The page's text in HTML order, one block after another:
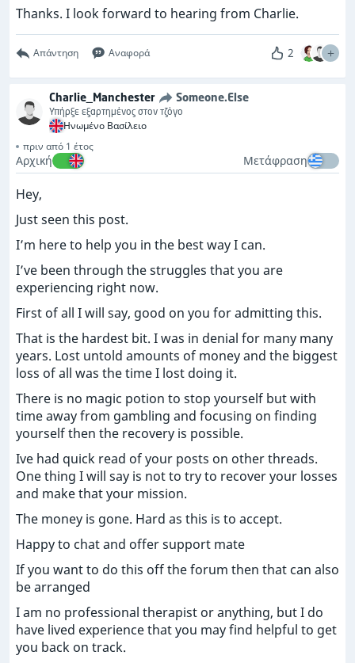
Thanks. I look forward to hearing from Charlie.
Απάντηση Αναφορά 2
Charlie_Manchester Someone.Else
Υπήρξε εξαρτημένος στον τζόγο
Ηνωμένο Βασίλειο
πριν από 1 έτος
Αρχική Μετάφραση
Hey,
Just seen this post.
I’m here to help you in the best way I can.
I’ve been through the struggles that you are
experiencing right now.
First of all I will say, good on you for admitting this.
That is the hardest bit. I was in denial for many many
years. Lost untold amounts of money and the biggest
loss of all was the time I lost doing it.
There is no magic potion to stop yourself but with
time away from gambling and focusing on finding
yourself then the recovery is possible.
Ive had quick read of your posts on other threads.
One thing I will say is not to try to recover your losses
and make that your mission.
The money is gone. Hard as this is to accept.
Happy to chat and offer support mate
If you want to do this off the forum then that can also
be arranged
I am no professional therapist or anything, but I do
have lived experience that you may find helpful to get
you back on track.